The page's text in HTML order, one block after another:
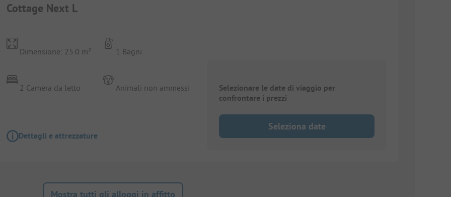
Cottage Next L
Dimensione: 25.0 m²
2 Camera da letto
1 Bagni
Animali non ammessi
Dettagli e attrezzature
Selezionare le date di viaggio per
confrontare i prezzi
Seleziona date
Mostra tutti gli alloggi in affitto